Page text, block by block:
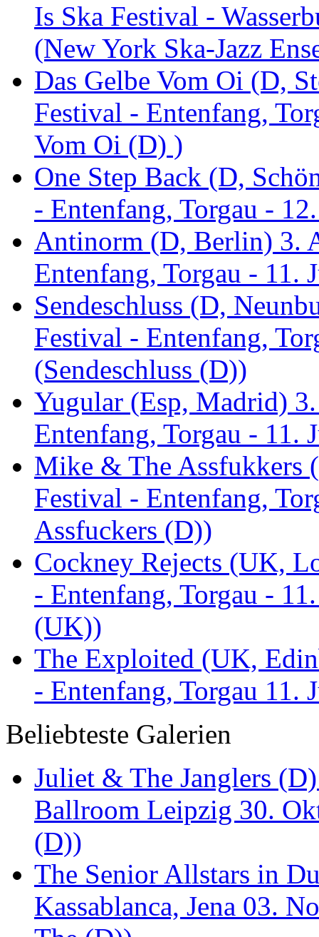
Is Ska Festival -
(New York Ska-Jazz
Das Gelbe Vom Oi (D,
Festival - Entenfang,
Vom Oi (D) )
One Step Back (D,
- Entenfang, Torgau -
Antinorm (D, Berlin) 3.
Entenfang, Torgau -
Sendeschluss (D,
Festival - Entenfang,
(Sendeschluss (D))
Yugular (Esp, Madrid)
Entenfang, Torgau - 11.
Mike & The Assfukkers
Festival - Entenfang,
Assfuckers (D))
Cockney Rejects (UK,
- Entenfang, Torgau -
(UK))
The Exploited (UK,
- Entenfang, Torgau
Beliebteste Galerien
Juliet & The Janglers
Ballroom Leipzig 30.
(D))
The Senior Allstars in
Kassablanca, Jena 03.